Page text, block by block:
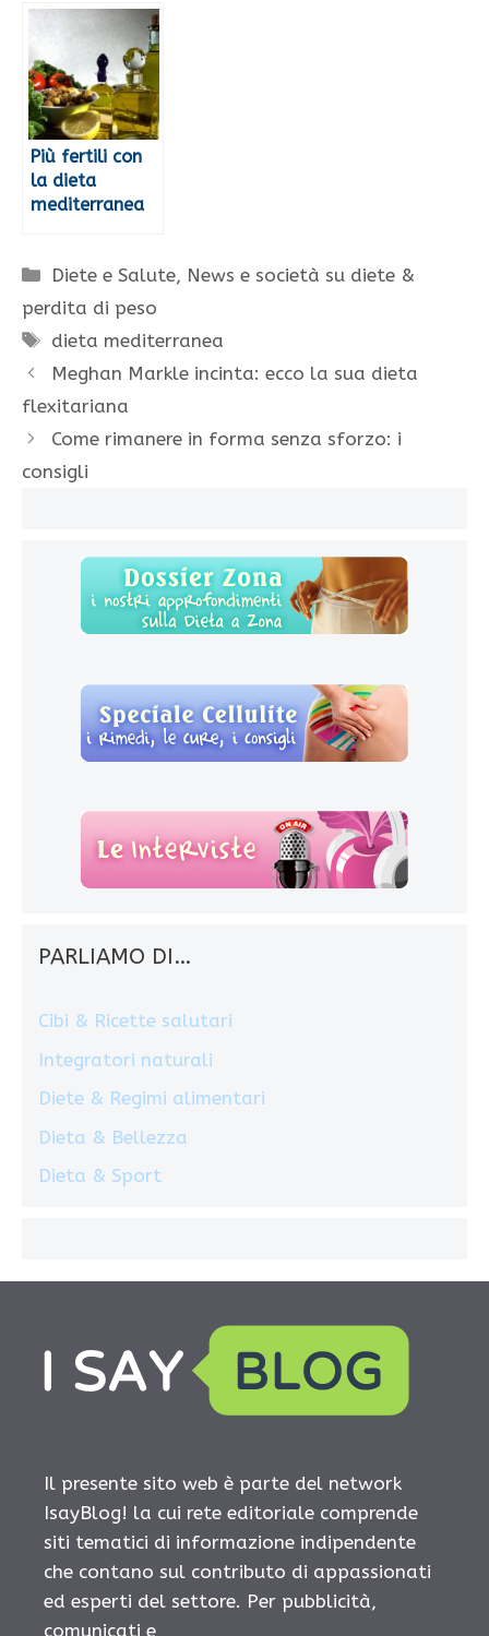
Più fertili con
la dieta
mediterranea
Categorie
Diete e Salute, News e società su diete &
perdita di peso
Tag
dieta mediterranea
Meghan Markle incinta: ecco la sua dieta
flexitariana
Come rimanere in forma senza sforzo: i
consigli
PARLIAMO DI…
Cibi & Ricette salutari
Integratori naturali
Diete & Regimi alimentari
Dieta & Bellezza
Dieta & Sport
Il presente sito web è parte del network
IsayBlog! la cui rete editoriale comprende
siti tematici di informazione indipendente
che contano sul contributo di appassionati
ed esperti del settore. Per pubblicità,
comunicati e